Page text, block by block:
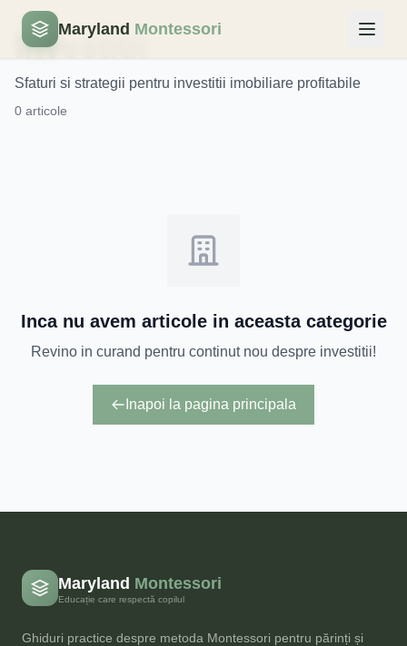
Maryland Montessori
Investitii
Sfaturi si strategii pentru investitii imobiliare profitabile
0 articole
Inca nu avem articole in aceasta categorie
Revino in curand pentru continut nou despre investitii!
Inapoi la pagina principala
Maryland Montessori
Educație care respectă copilul
Ghiduri practice despre metoda Montessori pentru părinți și